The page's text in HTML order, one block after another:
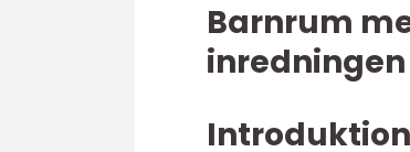
Barnrum
inredningen
Introduktion